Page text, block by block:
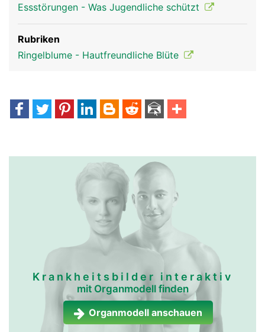
Essstörungen - Was Jugendliche schützt
Rubriken
Ringelblume - Hautfreundliche Blüte
Krankheitsbilder interaktiv
mit Organmodell finden
Organmodell anschauen